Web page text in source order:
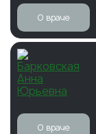
О враче
О враче